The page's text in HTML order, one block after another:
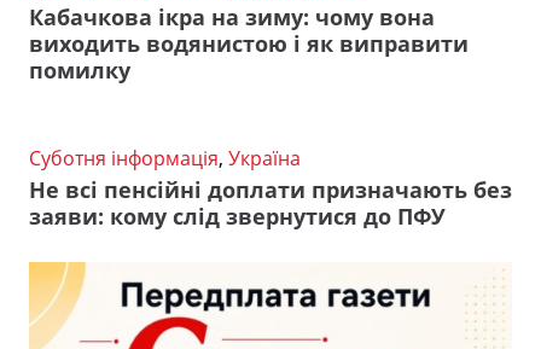
Кабачкова ікра на зиму: чому вона
виходить водянистою і як виправити
помилку
Суботня інформація, Україна
Не всі пенсійні доплати призначають без
заяви: кому слід звернутися до ПФУ